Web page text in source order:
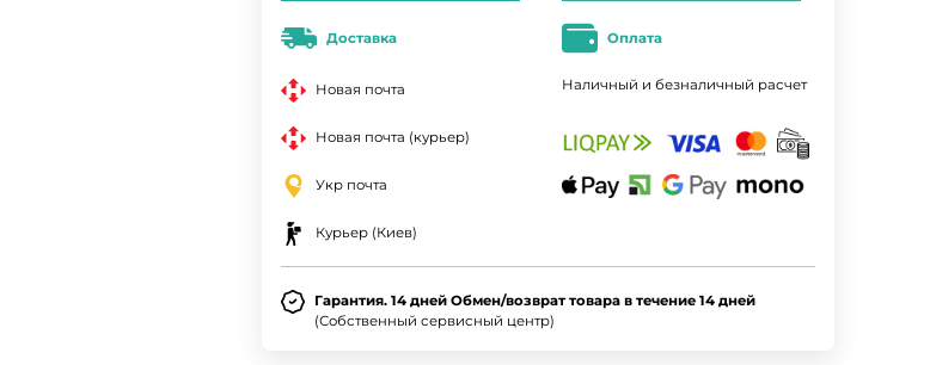
Доставка
Новая почта
Новая почта (курьер)
Укр почта
Курьер (Киев)
Оплата
Наличный и безналичный расчет
Гарантия. 14 дней Обмен/возврат товара в течение 14 дней
(Собственный сервисный центр)